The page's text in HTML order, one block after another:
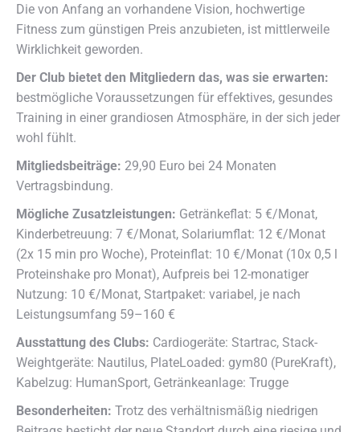
Die von Anfang an vorhandene Vision, hochwertige
Fitness zum günstigen Preis anzubieten, ist mittlerweile
Wirklichkeit geworden.
Der Club bietet den Mitgliedern das, was sie erwarten:
bestmögliche Voraussetzungen für effektives, gesundes
Training in einer grandiosen Atmosphäre, in der sich jeder
wohl fühlt.
Mitgliedsbeiträge: 29,90 Euro bei 24 Monaten
Vertragsbindung.
Mögliche Zusatzleistungen: Getränkeflat: 5 €/Monat,
Kinderbetreuung: 7 €/Monat, Solariumflat: 12 €/Monat
(2x 15 min pro Woche), Proteinflat: 10 €/Monat (10x 0,5 l
Proteinshake pro Monat), Aufpreis bei 12-monatiger
Nutzung: 10 €/Monat, Startpaket: variabel, je nach
Leistungsumfang 59–160 €
Ausstattung des Clubs: Cardiogeräte: Startrac, Stack-
Weightgeräte: Nautilus, PlateLoaded: gym80 (PureKraft),
Kabelzug: HumanSport, Getränkeanlage: Trugge
Besonderheiten: Trotz des verhältnismäßig niedrigen